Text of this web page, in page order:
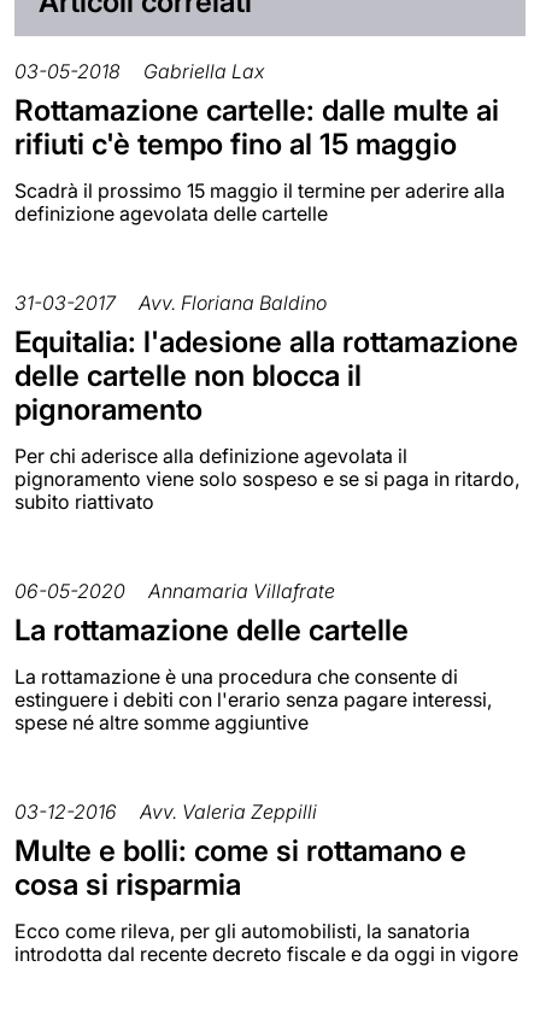
03-05-2018 Gabriella Lax
Rottamazione cartelle: dalle multe ai
rifiuti c'è tempo fino al 15 maggio
Scadrà il prossimo 15 maggio il termine per aderire alla
definizione agevolata delle cartelle
31-03-2017 Avv. Floriana Baldino
Equitalia: l'adesione alla rottamazione
delle cartelle non blocca il
pignoramento
Per chi aderisce alla definizione agevolata il
pignoramento viene solo sospeso e se si paga in ritardo,
subito riattivato
06-05-2020 Annamaria Villafrate
La rottamazione delle cartelle
La rottamazione è una procedura che consente di
estinguere i debiti con l'erario senza pagare interessi,
spese né altre somme aggiuntive
03-12-2016 Avv. Valeria Zeppilli
Multe e bolli: come si rottamano e
cosa si risparmia
Ecco come rileva, per gli automobilisti, la sanatoria
introdotta dal recente decreto fiscale e da oggi in vigore